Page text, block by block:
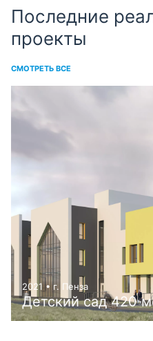
Последние
проекты
СМОТРЕТЬ ВСЕ
2021 • г. Пенза
Детский сад 420